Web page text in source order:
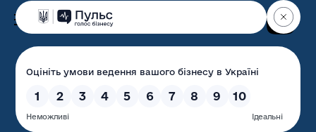
Волинська обласна
державна адміністрація